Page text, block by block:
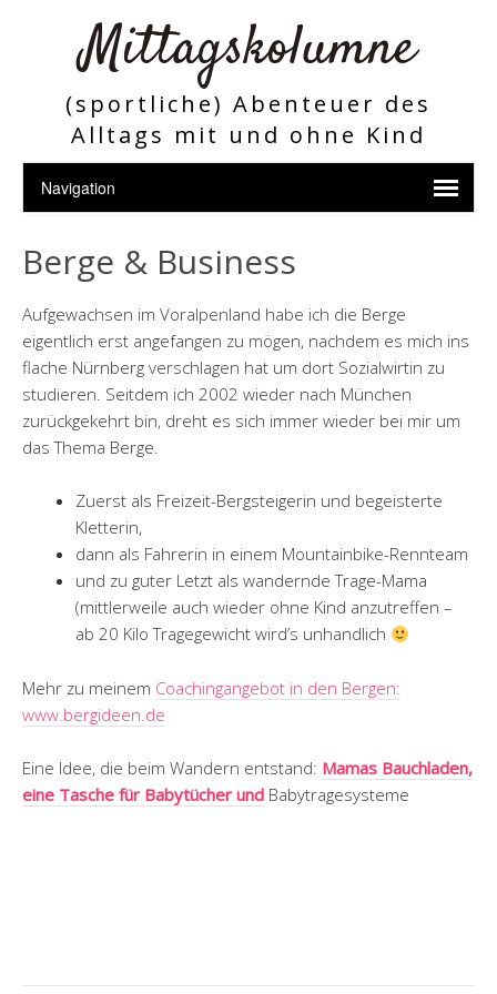
Mittagskolumne
(sportliche) Abenteuer des
Alltags mit und ohne Kind
Berge & Business
Aufgewachsen im Voralpenland habe ich die Berge
eigentlich erst angefangen zu mögen, nachdem es mich ins
flache Nürnberg verschlagen hat um dort Sozialwirtin zu
studieren. Seitdem ich 2002 wieder nach München
zurückgekehrt bin, dreht es sich immer wieder bei mir um
das Thema Berge.
Zuerst als Freizeit-Bergsteigerin und begeisterte
Kletterin,
dann als Fahrerin in einem Mountainbike-Rennteam
und zu guter Letzt als wandernde Trage-Mama
(mittlerweile auch wieder ohne Kind anzutreffen –
ab 20 Kilo Tragegewicht wird’s unhandlich
Mehr zu meinem Coachingangebot in den Bergen:
www.bergideen.de
Eine Idee, die beim Wandern entstand: Mamas Bauchladen,
eine Tasche für Babytücher und Babytragesysteme